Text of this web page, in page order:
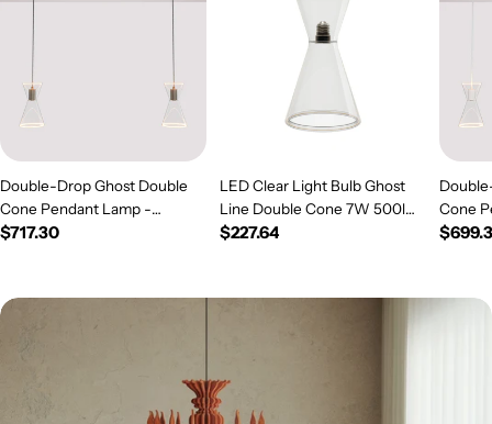
Double-Drop Ghost Double
Cone Pendant Lamp -
Brushed Titanium
Regular
$717.30
LED Clear Light Bulb Ghost
Line Double Cone 7W 500lm
E26 120V 2200K Dimmable -
Regular
$227.64
Cone
White